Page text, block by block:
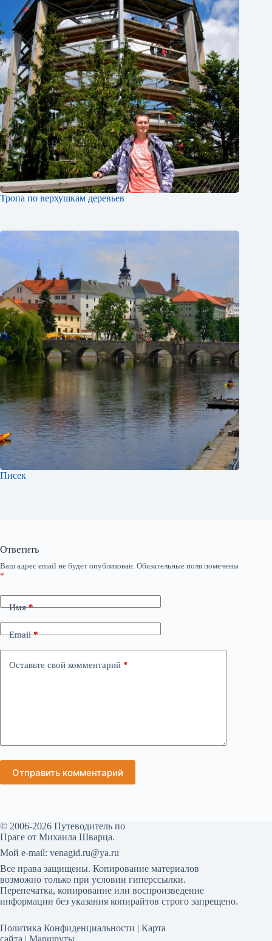
Тропа по верхушкам деревьев
Писек
Ответить
Ваш адрес email не будет опубликован. Обязательные поля помечены
*
Имя*
Email*
Оставьте свой комментарий *
Отправить комментарий
© 2006-2026 Путеводитель по
Праге от Михаила Шварца.
Мой е-mail: venagid.ru@ya.ru
Все права защищены. Копирование материалов
возможно только при условии гиперссылки.
Перепечатка, копирование или воспроизведение
информации без указания копирайтов строго запрещено.
Политика Конфиденциальности | Карта